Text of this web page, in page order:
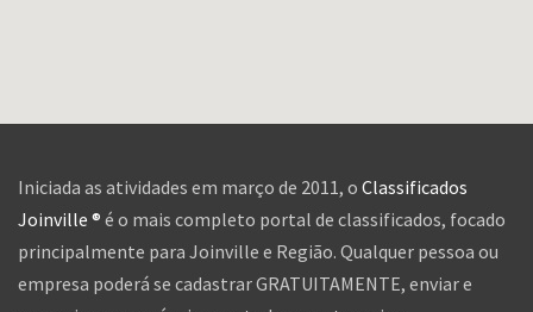
Iniciada as atividades em março de 2011, o Classificados
Joinville ® é o mais completo portal de classificados, focado
principalmente para Joinville e Região. Qualquer pessoa ou
empresa poderá se cadastrar GRATUITAMENTE, enviar e